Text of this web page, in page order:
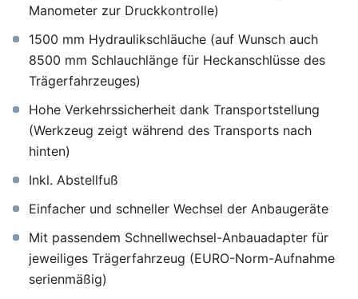
Manometer zur Druckkontrolle)
1500 mm Hydraulikschläuche (auf Wunsch auch
8500 mm Schlauchlänge für Heckanschlüsse des
Trägerfahrzeuges)
Hohe Verkehrssicherheit dank Transportstellung
(Werkzeug zeigt während des Transports nach
hinten)
Inkl. Abstellfuß
Einfacher und schneller Wechsel der Anbaugeräte
Mit passendem Schnellwechsel-Anbauadapter für
jeweiliges Trägerfahrzeug (EURO-Norm-Aufnahme
serienmäßig)